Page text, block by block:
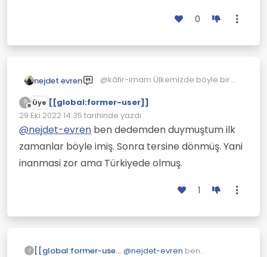
0
nejdet evren
@kâfir-imam Ülkemizde böyle bir
ülkelerde yaşandıysa da
bilmiyorum...Ne ki, kapitalizmin
mantığına ters gibi...
?
Çevrimdışı
Üye [[global:former-user]]
29 Eki 2022 14:35 tarihinde yazdı
Son düzenleyen:
@nejdet-evren ben dedemden duymuştum ilk
zamanlar böyle imiş. Sonra tersine dönmüş. Yani
inanmasi zor ama Türkiyede olmuş.
1
? [[global:former-user]] @nejdet-evren